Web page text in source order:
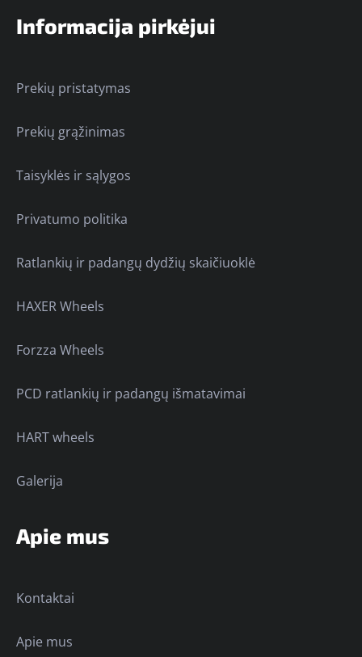
Informacija pirkėjui
Prekių pristatymas
Prekių grąžinimas
Taisyklės ir sąlygos
Privatumo politika
Ratlankių ir padangų dydžių skaičiuoklė
HAXER Wheels
Forzza Wheels
PCD ratlankių ir padangų išmatavimai
HART wheels
Galerija
Apie mus
Kontaktai
Apie mus